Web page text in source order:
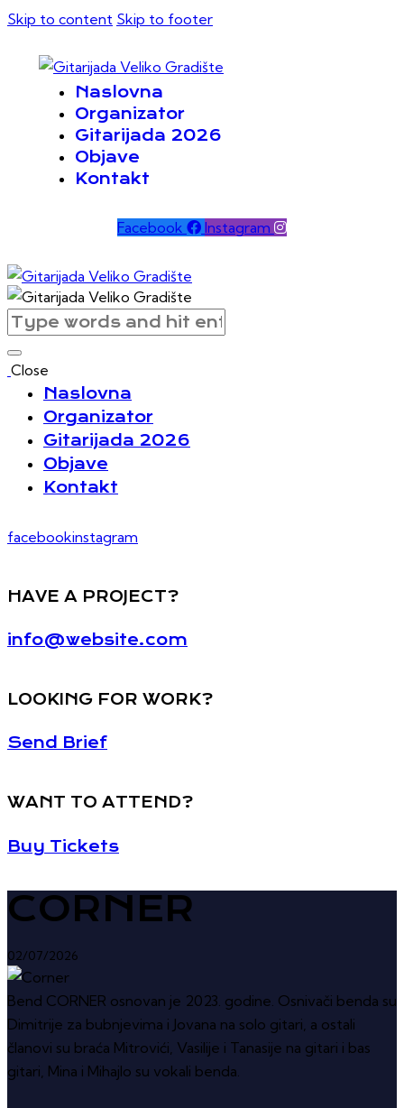
Skip to content Skip to footer
Naslovna
Organizator
Gitarijada 2026
Objave
Kontakt
Facebook Instagram
Close
Naslovna
Organizator
Gitarijada 2026
Objave
Kontakt
facebookinstagram
HAVE A PROJECT?
info@website.com
LOOKING FOR WORK?
Send Brief
WANT TO ATTEND?
Buy Tickets
CORNER
02/07/2026
Bend CORNER osnovan je 2023. godine. Osnivači benda su
Dimitrije za bubnjevima i Jovana na solo gitari, a ostali
članovi su braća Mitrovići, Vasilije i Tanasije na gitari i bas
gitari, Mina i Mihajlo su vokali benda.